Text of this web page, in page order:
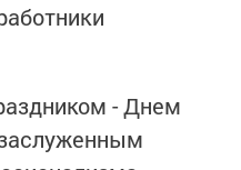
- Днем